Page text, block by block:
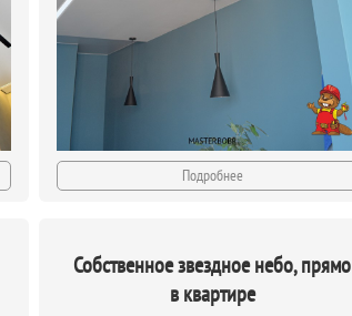
Подробнее
Собственное звездное небо, прямо
в квартире